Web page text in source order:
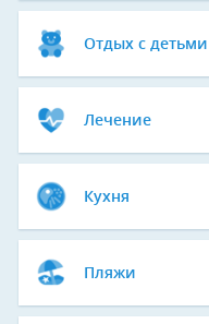
Отдых с детьми
Лечение
Кухня
Пляжи